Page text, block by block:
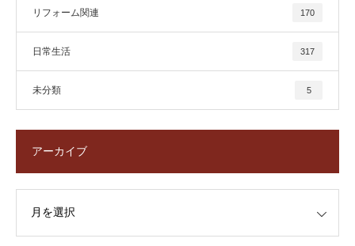
リフォーム関連 170
日常生活 317
未分類 5
アーカイブ